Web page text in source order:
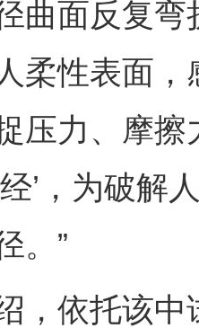
曲面反复弯
柔性表面
压力、摩
’，为破解
。”
依托该中